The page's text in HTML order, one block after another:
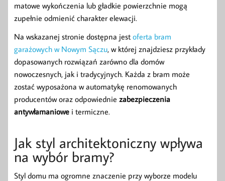
matowe wykończenia lub gładkie powierzchnie mogą
zupełnie odmienić charakter elewacji.
Na wskazanej stronie dostępna jest oferta bram
garażowych w Nowym Sączu, w której znajdziesz przykłady
dopasowanych rozwiązań zarówno dla domów
nowoczesnych, jak i tradycyjnych. Każda z bram może
zostać wyposażona w automatykę renomowanych
producentów oraz odpowiednie zabezpieczenia
antywłamaniowe i termiczne.
Jak styl architektoniczny wpływa
na wybór bramy?
Styl domu ma ogromne znaczenie przy wyborze modelu